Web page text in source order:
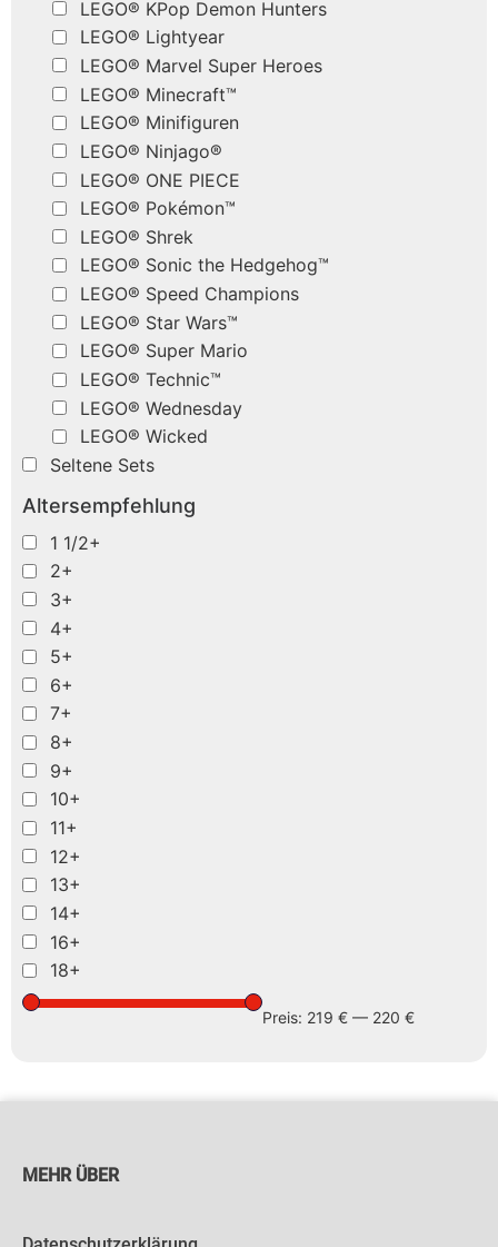
LEGO® KPop Demon Hunters
LEGO® Lightyear
LEGO® Marvel Super Heroes
LEGO® Minecraft™
LEGO® Minifiguren
LEGO® Ninjago®
LEGO® ONE PIECE
LEGO® Pokémon™
LEGO® Shrek
LEGO® Sonic the Hedgehog™
LEGO® Speed Champions
LEGO® Star Wars™
LEGO® Super Mario
LEGO® Technic™
LEGO® Wednesday
LEGO® Wicked
Seltene Sets
Altersempfehlung
1 1/2+
2+
3+
4+
5+
6+
7+
8+
9+
10+
11+
12+
13+
14+
16+
18+
Preis: 219 € — 220 €
MEHR ÜBER